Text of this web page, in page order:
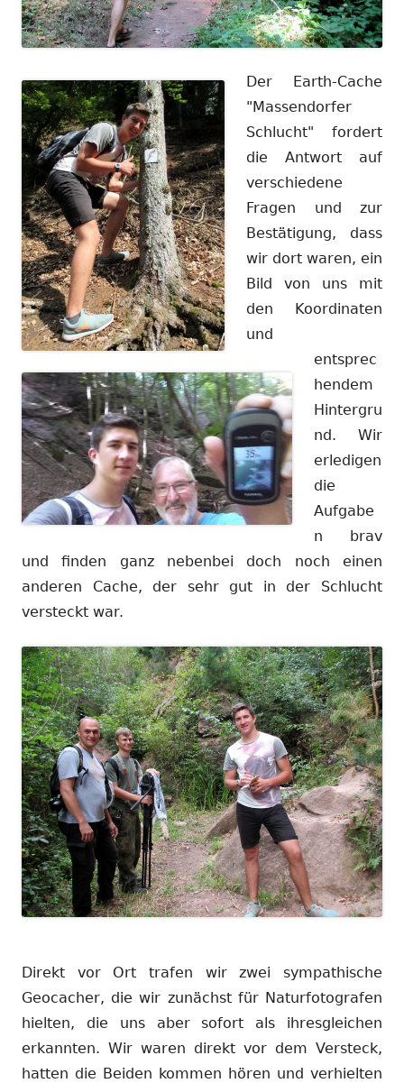
Der Earth-Cache
"Massendorfer
Schlucht" fordert
die Antwort auf
verschiedene
Fragen und zur
Bestätigung, dass
wir dort waren, ein
Bild von uns mit
den Koordinaten
und
entsprec
hendem
Hintergru
nd. Wir
erledigen
die
Aufgabe
n brav
und finden ganz nebenbei doch noch einen
anderen Cache, der sehr gut in der Schlucht
versteckt war.
Direkt vor Ort trafen wir zwei sympathische
Geocacher, die wir zunächst für Naturfotografen
hielten, die uns aber sofort als ihresgleichen
erkannten. Wir waren direkt vor dem Versteck,
hatten die Beiden kommen hören und verhielten